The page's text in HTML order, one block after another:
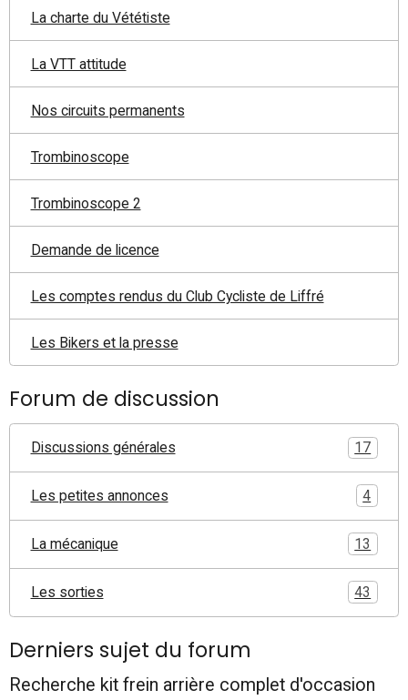
La charte du Vététiste
La VTT attitude
Nos circuits permanents
Trombinoscope
Trombinoscope 2
Demande de licence
Les comptes rendus du Club Cycliste de Liffré
Les Bikers et la presse
Forum de discussion
Discussions générales 17
Les petites annonces 4
La mécanique 13
Les sorties 43
Derniers sujet du forum
Recherche kit frein arrière complet d'occasion